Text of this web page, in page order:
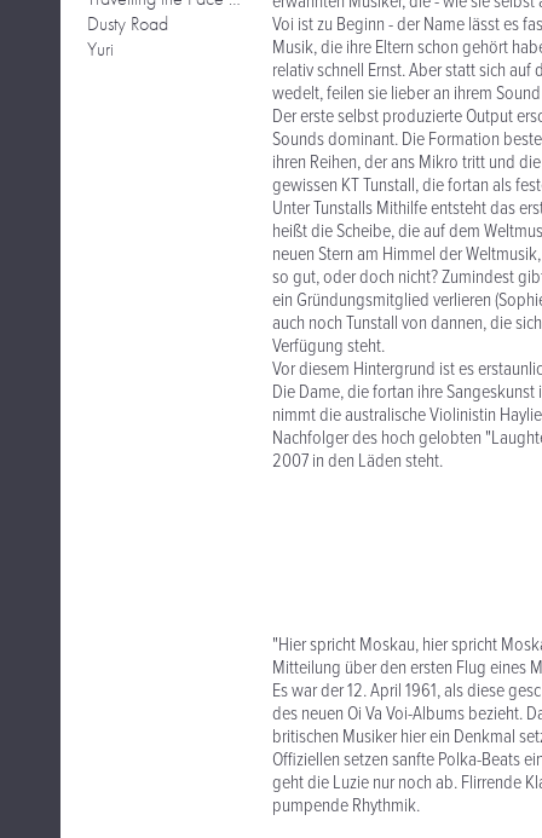
Dusty Road
Yuri
Voi ist zu Beginn - der Name lässt es
Musik, die ihre Eltern schon gehört
relativ schnell Ernst. Aber statt sich
wedelt, feilen sie lieber an ihrem
Der erste selbst produzierte Output
Sounds dominant. Die Formation
ihren Reihen, der ans Mikro tritt und
gewissen KT Tunstall, die fortan als
Unter Tunstalls Mithilfe entsteht das
heißt die Scheibe, die auf dem
neuen Stern am Himmel der
so gut, oder doch nicht? Zumindest
ein Gründungsmitglied verlieren
auch noch Tunstall von dannen, die
Verfügung steht.
Vor diesem Hintergrund ist es
Die Dame, die fortan ihre
nimmt die australische Violinistin
Nachfolger des hoch gelobten
2007 in den Läden steht.
"Hier spricht Moskau, hier spricht
Mitteilung über den ersten Flug eines
Es war der 12. April 1961, als diese
des neuen Oi Va Voi-Albums bezieht.
britischen Musiker hier ein Denkmal
Offiziellen setzen sanfte Polka-Beats
geht die Luzie nur noch ab. Flirrende
pumpende Rhythmik.